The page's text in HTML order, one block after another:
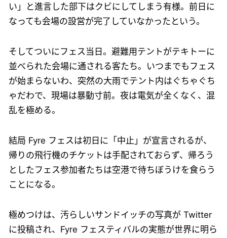
い」と進言した部下はクビにしてしまう有様。前日に
なっても会場の設営が完了していなかったという。
そしてついにフェス当日。避難用テントがテキトーに
並べられた会場に通される客たち。いつまでもフェス
が始まらないわ、突然の大雨でテント内はぐちゃぐち
ゃだわで、現場は暴動寸前。夜は電気が全くなく、混
乱を極める。
結局 Fyre フェスは初日に「中止」が宣言されるが、
帰りの飛行機のチケットは手配されておらず、帰ろう
としたフェス参加者たちは空港で待ちぼうけを食らう
ことになる。
極めつけは、汚らしいサンドイッチの写真が Twitter
に投稿され、Fyre フェスティバルの実態が世界に明ら